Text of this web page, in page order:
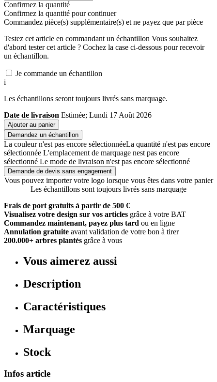
Confirmez la quantité
Confirmez la quantité pour continuer
Commandez pièce(s) supplémentaire(s) et ne payez que par pièce
Testez cet article en commandant un échantillon Vous souhaitez
d'abord tester cet article ? Cochez la case ci-dessous pour recevoir
un échantillon.
Je commande un échantillon
i
Les échantillons seront toujours livrés sans marquage.
Date de livraison Estimée; Lundi 17 Août 2026
Ajouter au panier
Demandez un échantillon
La couleur n'est pas encore sélectionnéeLa quantité n'est pas encore
sélectionnée L'emplacement de marquage nest pas encore
sélectionné Le mode de livraison n'est pas encore sélectionné
Demande de devis sans engagement
Vous pouvez importer votre logo lorsque vous êtes dans votre panier
Les échantillons sont toujours livrés sans marquage
Frais de port gratuits à partir de 500 €
Visualisez votre design sur vos articles grâce à votre BAT
Commandez maintenant, payez plus tard ou en ligne
Annulation gratuite avant validation de votre bon à tirer
200.000+ arbres plantés grâce à vous
Vous aimerez aussi
Description
Caractéristiques
Marquage
Stock
Infos article